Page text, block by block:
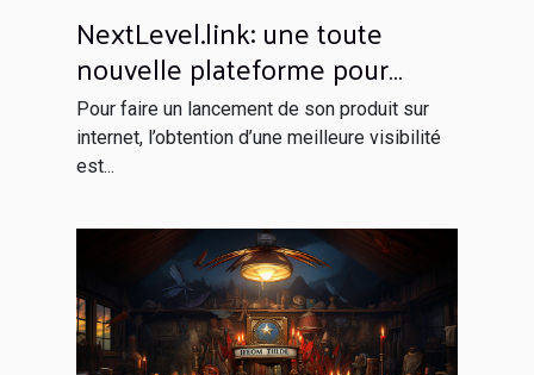
NextLevel.link: une toute
nouvelle plateforme pour
votre netlinking
Pour faire un lancement de son produit sur
internet, l’obtention d’une meilleure visibilité
est...